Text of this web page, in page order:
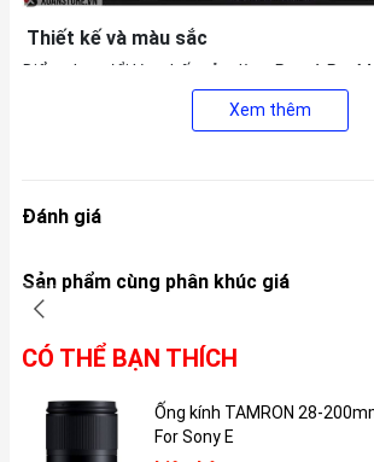
Thiết kế và màu sắc
Điểm thay đổi lớn nhất của dòng Pro và Pro
thỏ đã biến mất và thay vào đó là thiết kế đục
giúp tối ưu hóa màn hình, cho người sử dụng
Xem thêm
Đánh giá
Sản phẩm cùng phân khúc giá
CÓ THỂ BẠN THÍCH
Ống kính TAMRON 28-200mm F2.8-5.6 Di III RXD
For Sony E